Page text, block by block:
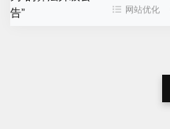
法进行了升
网站优化